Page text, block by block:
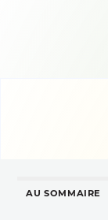
AU SOMMAIRE